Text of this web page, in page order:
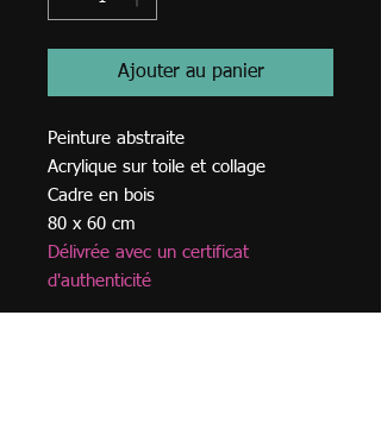
Ajouter au panier
Peinture abstraite
Acrylique sur toile et collage
Cadre en bois
80 x 60 cm
Délivrée avec un certificat
d'authenticité